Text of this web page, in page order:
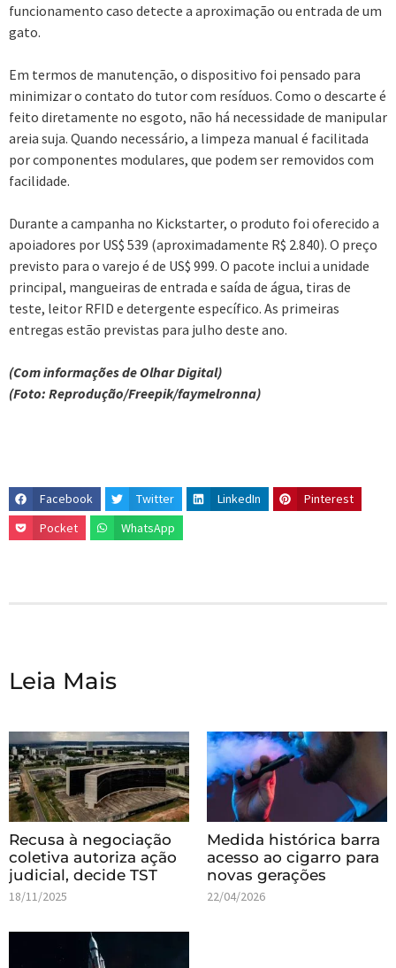
funcionamento caso detecte a aproximação ou entrada de um
gato.
Em termos de manutenção, o dispositivo foi pensado para
minimizar o contato do tutor com resíduos. Como o descarte é
feito diretamente no esgoto, não há necessidade de manipular
areia suja. Quando necessário, a limpeza manual é facilitada
por componentes modulares, que podem ser removidos com
facilidade.
Durante a campanha no Kickstarter, o produto foi oferecido a
apoiadores por US$ 539 (aproximadamente R$ 2.840). O preço
previsto para o varejo é de US$ 999. O pacote inclui a unidade
principal, mangueiras de entrada e saída de água, tiras de
teste, leitor RFID e detergente específico. As primeiras
entregas estão previstas para julho deste ano.
(Com informações de Olhar Digital)
(Foto: Reprodução/Freepik/faymelronna)
Facebook Twitter LinkedIn
Pinterest
Pocket
WhatsApp
Leia Mais
Recusa à negociação
coletiva autoriza ação
judicial, decide TST
18/11/2025
Medida histórica barra
acesso ao cigarro para
novas gerações
22/04/2026